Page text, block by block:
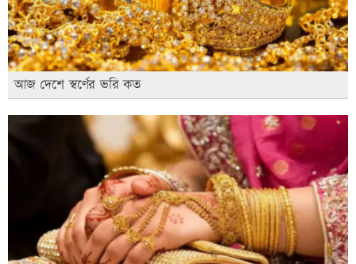
আজ দেশে স্বর্ণের ভরি কত